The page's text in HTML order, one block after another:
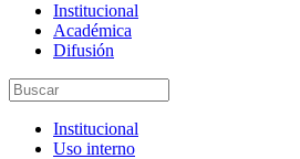
Institucional
Académica
Difusión
Institucional
Uso interno